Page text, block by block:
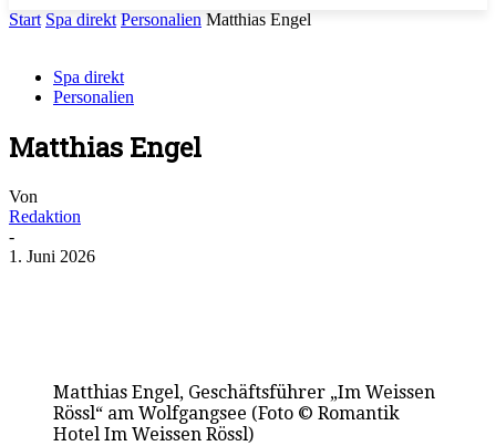
Start Spa direkt Personalien Matthias Engel
Spa direkt
Personalien
Matthias Engel
Von
Redaktion
-
1. Juni 2026
Matthias Engel, Geschäftsführer „Im Weissen
Rössl“ am Wolfgangsee (Foto © Romantik
Hotel Im Weissen Rössl)